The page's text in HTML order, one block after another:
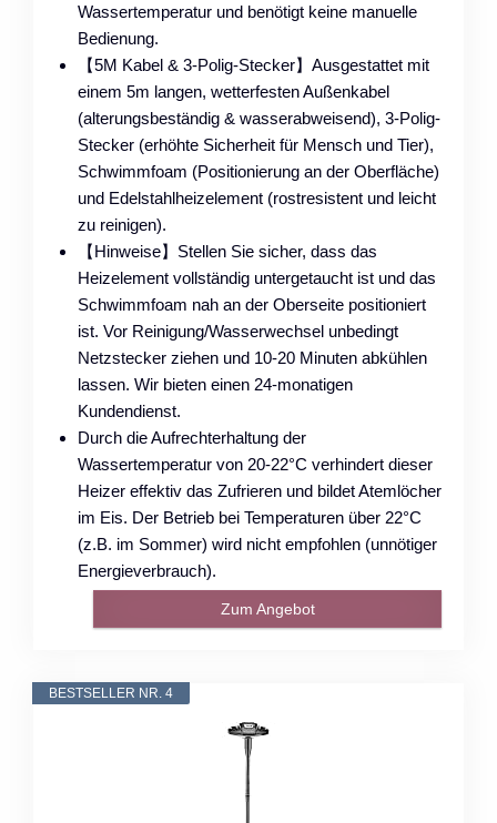
Wassertemperatur und benötigt keine manuelle
Bedienung.
【5M Kabel & 3-Polig-Stecker】Ausgestattet mit
einem 5m langen, wetterfesten Außenkabel
(alterungsbeständig & wasserabweisend), 3-Polig-
Stecker (erhöhte Sicherheit für Mensch und Tier),
Schwimmfoam (Positionierung an der Oberfläche)
und Edelstahlheizelement (rostresistent und leicht
zu reinigen).
【Hinweise】Stellen Sie sicher, dass das
Heizelement vollständig untergetaucht ist und das
Schwimmfoam nah an der Oberseite positioniert
ist. Vor Reinigung/Wasserwechsel unbedingt
Netzstecker ziehen und 10-20 Minuten abkühlen
lassen. Wir bieten einen 24-monatigen
Kundendienst.
Durch die Aufrechterhaltung der
Wassertemperatur von 20-22°C verhindert dieser
Heizer effektiv das Zufrieren und bildet Atemlöcher
im Eis. Der Betrieb bei Temperaturen über 22°C
(z.B. im Sommer) wird nicht empfohlen (unnötiger
Energieverbrauch).
Zum Angebot
BESTSELLER NR. 4